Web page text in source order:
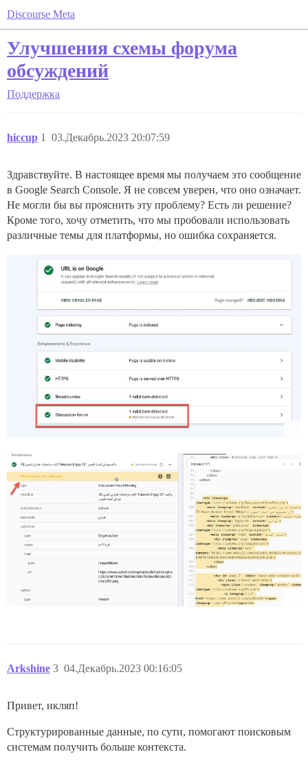
Discourse Meta
Улучшения схемы форума
обсуждений
Поддержка
hiccup 03.Декабрь.2023 20:07:59
1
Здравствуйте. В настоящее время мы получаем это сообщение
в Google Search Console. Я не совсем уверен, что оно означает.
Не могли бы вы прояснить эту проблему? Есть ли решение?
Кроме того, хочу отметить, что мы пробовали использовать
различные темы для платформы, но ошибка сохраняется.
Arkshine 04.Декабрь.2023 00:16:05
3
Привет, икляп!
Структурированные данные, по сути, помогают поисковым
системам получить больше контекста.